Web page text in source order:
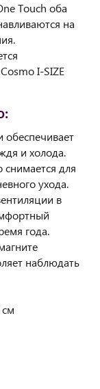
Touch оба
на
I-SIZE
обеспечивает
и холода.
снимается для
ухода.
в
года.
наблюдать